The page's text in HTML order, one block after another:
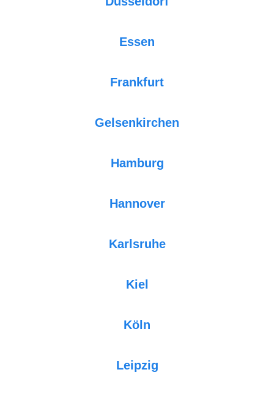
Essen
Frankfurt
Gelsenkirchen
Hamburg
Hannover
Karlsruhe
Kiel
Köln
Leipzig